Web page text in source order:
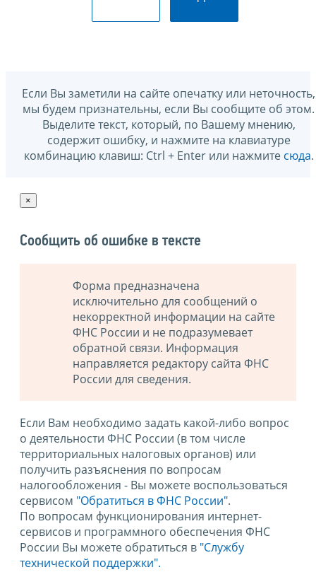
Если Вы заметили на сайте опечатку или неточность,
мы будем признательны, если Вы сообщите об этом.
Выделите текст, который, по Вашему мнению,
содержит ошибку, и нажмите на клавиатуре
комбинацию клавиш: Ctrl + Enter или нажмите сюда.
×
Сообщить об ошибке в тексте
Форма предназначена
исключительно для сообщений о
некорректной информации на сайте
ФНС России и не подразумевает
обратной связи. Информация
направляется редактору сайта ФНС
России для сведения.
Если Вам необходимо задать какой-либо вопрос
о деятельности ФНС России (в том числе
территориальных налоговых органов) или
получить разъяснения по вопросам
налогообложения - Вы можете воспользоваться
сервисом "Обратиться в ФНС России".
По вопросам функционирования интернет-
сервисов и программного обеспечения ФНС
России Вы можете обратиться в "Службу
технической поддержки".